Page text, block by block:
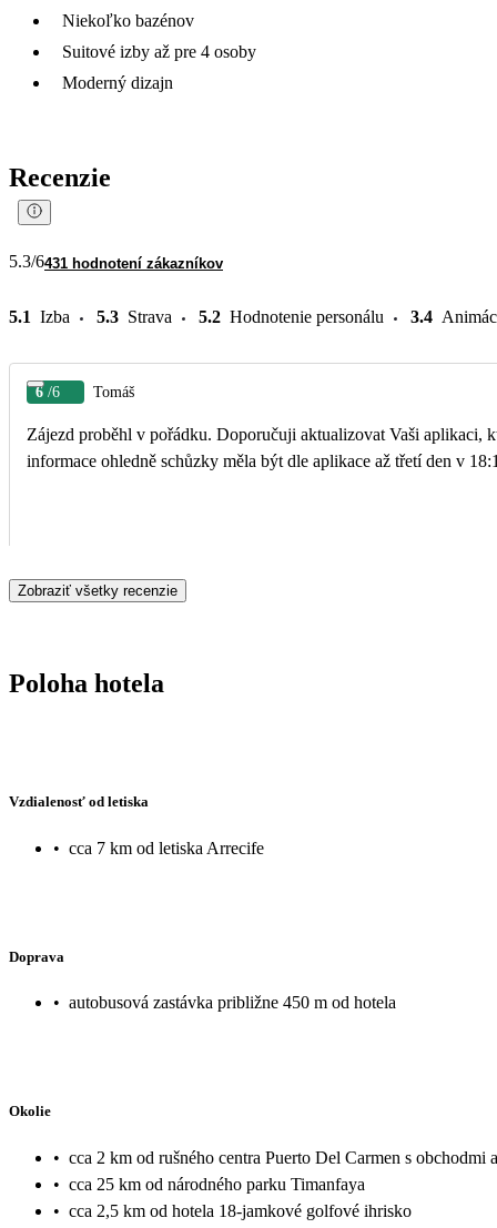
Niekoľko bazénov
Suitové izby až pre 4 osoby
Moderný dizajn
Recenzie
5.3/6431 hodnotení zákazníkov
5.1 Izba 5.3 Strava 5.2 Hodnotenie personálu 3.4
6 /6 Tomáš
Zájezd proběhl v pořádku. Doporučuji aktualizovat Vaši aplikaci, která během pobytu poskytovala nepřesné a v některých případech žádné informace. Například
informace ohledně schůzky měla být dle aplikace až třetí den v
Zobraziť všetky recenzie
Poloha hotela
Vzdialenosť od letiska
• cca 7 km od letiska Arrecife
Doprava
• autobusová zastávka približne 450 m od hotela
Okolie
• cca 2 km od rušného centra Puerto Del Carmen s obchodmi
• cca 25 km od národného parku Timanfaya
• cca 2,5 km od hotela 18-jamkové golfové ihrisko